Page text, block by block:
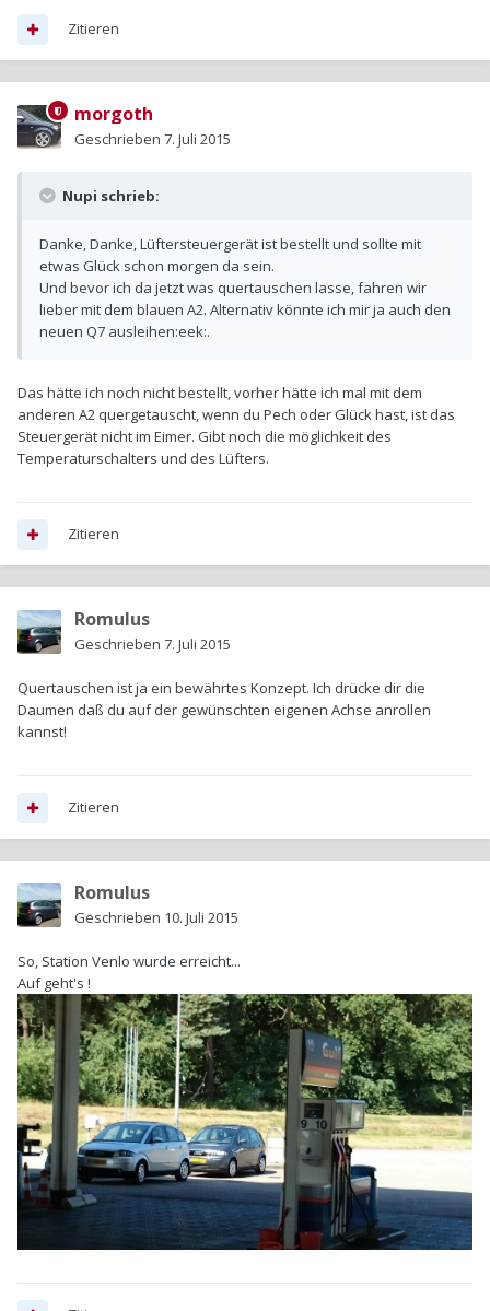
Zitieren
morgoth
Geschrieben 7. Juli 2015
Nupi schrieb:
Danke, Danke, Lüftersteuergerät ist bestellt und sollte mit
etwas Glück schon morgen da sein.
Und bevor ich da jetzt was quertauschen lasse, fahren wir
lieber mit dem blauen A2. Alternativ könnte ich mir ja auch den
neuen Q7 ausleihen:eek:.
Das hätte ich noch nicht bestellt, vorher hätte ich mal mit dem
anderen A2 quergetauscht, wenn du Pech oder Glück hast, ist das
Steuergerät nicht im Eimer. Gibt noch die möglichkeit des
Temperaturschalters und des Lüfters.
Zitieren
Romulus
Geschrieben 7. Juli 2015
Quertauschen ist ja ein bewährtes Konzept. Ich drücke dir die
Daumen daß du auf der gewünschten eigenen Achse anrollen
kannst!
Zitieren
Romulus
Geschrieben 10. Juli 2015
So, Station Venlo wurde erreicht...
Auf geht's !